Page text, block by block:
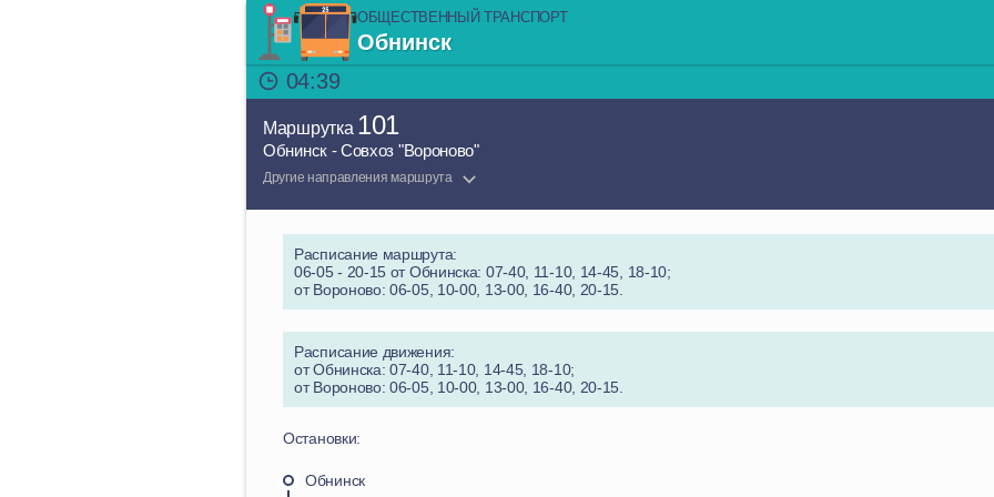
ОБЩЕСТВЕННЫЙ ТРАНСПОРТ
Обнинск
04:39
Маршрутка 101
Обнинск - Совхоз "Вороново"
Другие направления маршрута
Расписание маршрута:
06-05 - 20-15 от Обнинска: 07-40, 11-10, 14-45, 18-10;
от Вороново: 06-05, 10-00, 13-00, 16-40, 20-15.
Расписание движения:
от Обнинска: 07-40, 11-10, 14-45, 18-10;
от Вороново: 06-05, 10-00, 13-00, 16-40, 20-15.
Остановки:
Обнинск